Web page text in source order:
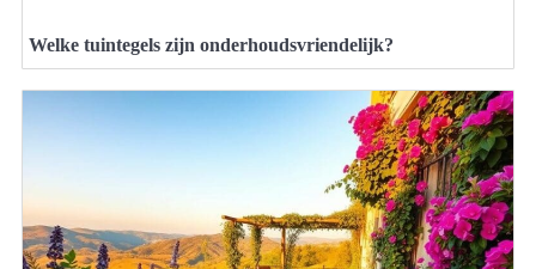
Welke tuintegels zijn onderhoudsvriendelijk?